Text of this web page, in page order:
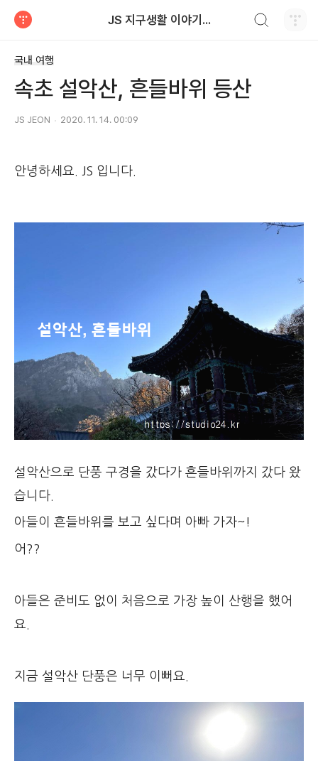
JS 지구생활 이야기...
국내 여행
속초 설악산, 흔들바위 등산
JS JEON 2020. 11. 14. 00:09
안녕하세요. JS 입니다.
설악산으로 단풍 구경을 갔다가 흔들바위까지 갔다 왔
습니다.
아들이 흔들바위를 보고 싶다며 아빠 가자~!
어??
아들은 준비도 없이 처음으로 가장 높이 산행을 했어
요.
지금 설악산 단풍은 너무 이뻐요.